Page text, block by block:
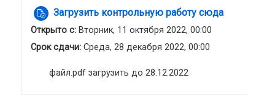
Загрузить контрольную работу сюда
Задание
Открыто с: Вторник, 11 октября 2022, 00:00
Срок сдачи: Среда, 28 декабря 2022, 00:00
файл.pdf загрузить до 28.12.2022